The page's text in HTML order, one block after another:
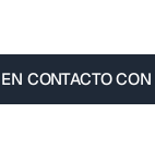
CONTACTO CON